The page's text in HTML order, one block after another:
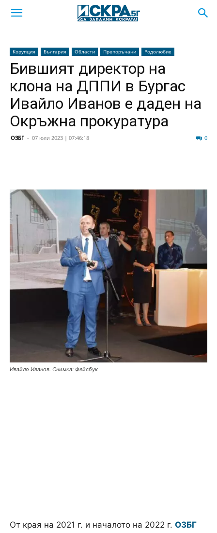
Корупция България Области Препоръчани Родолюбие
Бившият директор на
клона на ДППИ в Бургас
Ивайло Иванов е даден на
Окръжна прокуратура
ОЗБГ - 07 юли 2023 | 07:46:18 0
Ивайло Иванов. Снимка: Фейсбук
От края на 2021 г. и началото на 2022 г. ОЗБГ